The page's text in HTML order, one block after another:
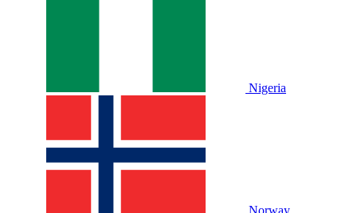
Nigeria
Norway